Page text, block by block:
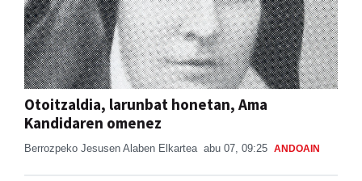
Otoitzaldia, larunbat honetan, Ama
Kandidaren omenez
Berrozpeko Jesusen Alaben Elkartea abu 07, 09:25 ANDOAIN